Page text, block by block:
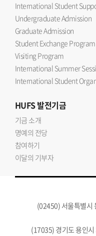
International Student
Undergraduate Admission
Graduate Admission
Student Exchange Program
Visiting Program
International Summer
International Student
HUFS발전기금
기금 소개
명예의 전당
참여하기
이달의 기부자
(02450) 서울특별시
(17035) 경기도 용인